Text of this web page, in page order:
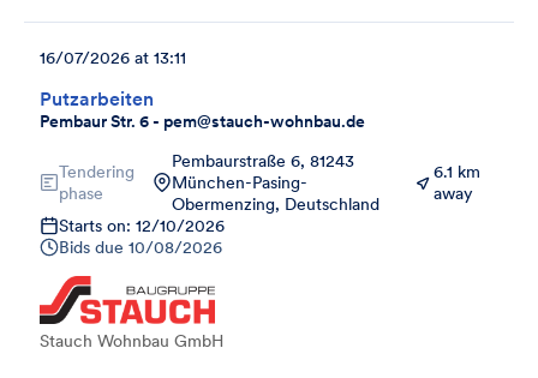
Putzarbeiten
Pembaur Str. 6 - pem@stauch-wohnbau.de
16/07/2026 at 13:11
Tendering
phase
Pembaurstraße 6, 81243
München-Pasing-
Obermenzing, Deutschland
6.1 km
away
Starts on: 12/10/2026
Bids due 10/08/2026
Stauch Wohnbau GmbH